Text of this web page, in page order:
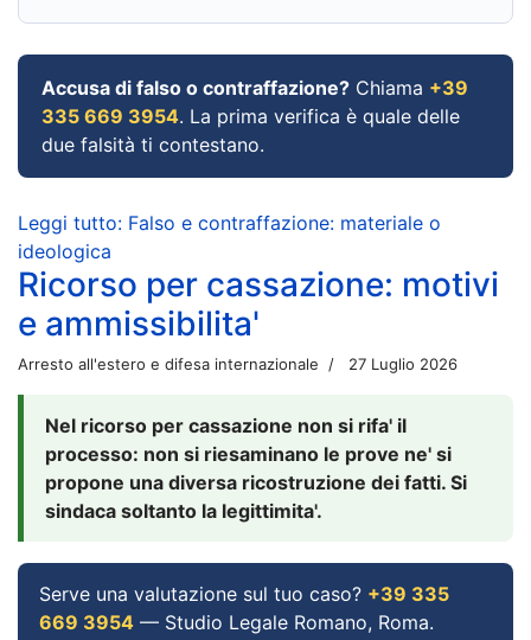
Accusa di falso o contraffazione? Chiama +39
335 669 3954. La prima verifica è quale delle
due falsità ti contestano.
Leggi tutto: Falso e contraffazione: materiale o
ideologica
Ricorso per cassazione: motivi
e ammissibilita'
Arresto all'estero e difesa internazionale 27 Luglio 2026
Nel ricorso per cassazione non si rifa' il
processo: non si riesaminano le prove ne' si
propone una diversa ricostruzione dei fatti. Si
sindaca soltanto la legittimita'.
Serve una valutazione sul tuo caso? +39 335
669 3954 — Studio Legale Romano, Roma.